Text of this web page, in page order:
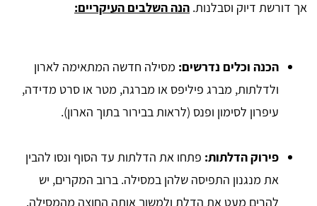
אך דורשת דיוק וסבלנות. הנה השלבים העיקריים:
הכנה וכלים נדרשים: מסילה חדשה המתאימה לארון
ולדלתות, מברג פיליפס או מברגה, מטר או סרט מדידה,
עיפרון לסימון ופנס (לראות בבירור בתוך הארון).
פירוק הדלתות: פתחו את הדלתות עד הסוף ונסו להבין
את מנגנון התפיסה שלהן במסילה. ברוב המקרים, יש
להרים מעט את הדלת ולמשוך אותה החוצה מהמסילה.